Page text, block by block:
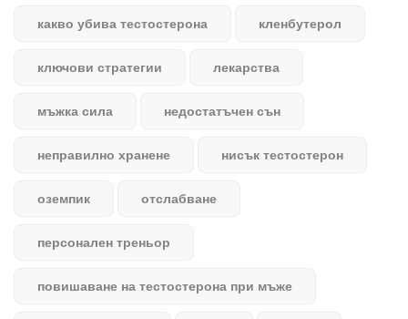
какво убива тестостерона кленбутерол
ключови стратегии лекарства
мъжка сила недостатъчен сън
неправилно хранене нисък тестостерон
оземпик отслабване
персонален треньор
повишаване на тестостерона при мъже